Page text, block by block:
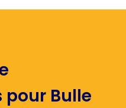
pour Bulle